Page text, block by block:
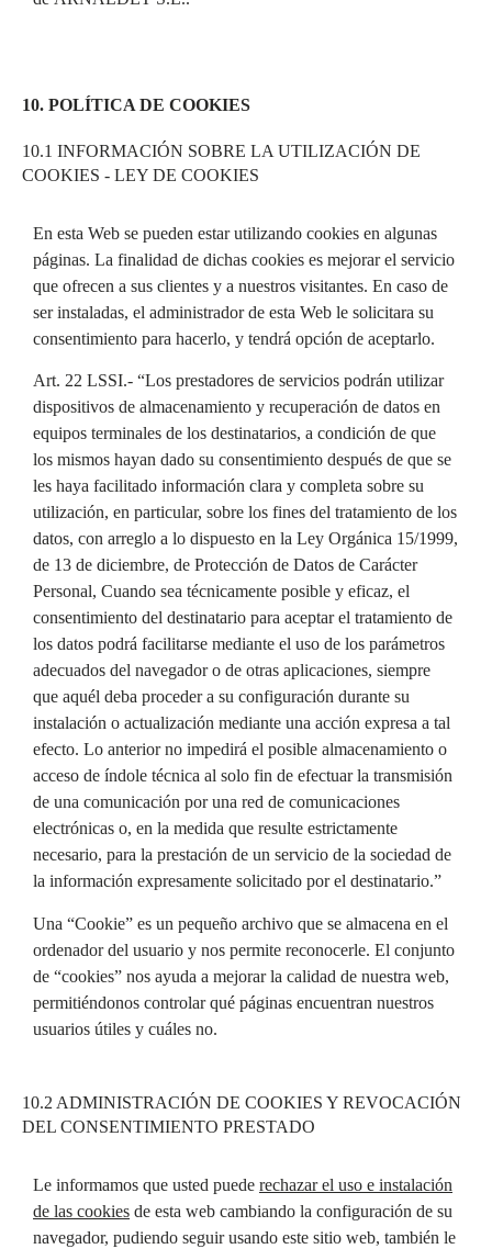
10. POLÍTICA DE COOKIES
10.1 INFORMACIÓN SOBRE LA UTILIZACIÓN DE
COOKIES - LEY DE COOKIES
En esta Web se pueden estar utilizando cookies en algunas
páginas. La finalidad de dichas cookies es mejorar el servicio
que ofrecen a sus clientes y a nuestros visitantes. En caso de
ser instaladas, el administrador de esta Web le solicitara su
consentimiento para hacerlo, y tendrá opción de aceptarlo.
Art. 22 LSSI.- “Los prestadores de servicios podrán utilizar
dispositivos de almacenamiento y recuperación de datos en
equipos terminales de los destinatarios, a condición de que
los mismos hayan dado su consentimiento después de que se
les haya facilitado información clara y completa sobre su
utilización, en particular, sobre los fines del tratamiento de los
datos, con arreglo a lo dispuesto en la Ley Orgánica 15/1999,
de 13 de diciembre, de Protección de Datos de Carácter
Personal, Cuando sea técnicamente posible y eficaz, el
consentimiento del destinatario para aceptar el tratamiento de
los datos podrá facilitarse mediante el uso de los parámetros
adecuados del navegador o de otras aplicaciones, siempre
que aquél deba proceder a su configuración durante su
instalación o actualización mediante una acción expresa a tal
efecto. Lo anterior no impedirá el posible almacenamiento o
acceso de índole técnica al solo fin de efectuar la transmisión
de una comunicación por una red de comunicaciones
electrónicas o, en la medida que resulte estrictamente
necesario, para la prestación de un servicio de la sociedad de
la información expresamente solicitado por el destinatario.”
Una “Cookie” es un pequeño archivo que se almacena en el
ordenador del usuario y nos permite reconocerle. El conjunto
de “cookies” nos ayuda a mejorar la calidad de nuestra web,
permitiéndonos controlar qué páginas encuentran nuestros
usuarios útiles y cuáles no.
10.2 ADMINISTRACIÓN DE COOKIES Y REVOCACIÓN
DEL CONSENTIMIENTO PRESTADO
Le informamos que usted puede rechazar el uso e instalación
de las cookies de esta web cambiando la configuración de su
navegador, pudiendo seguir usando este sitio web, también le